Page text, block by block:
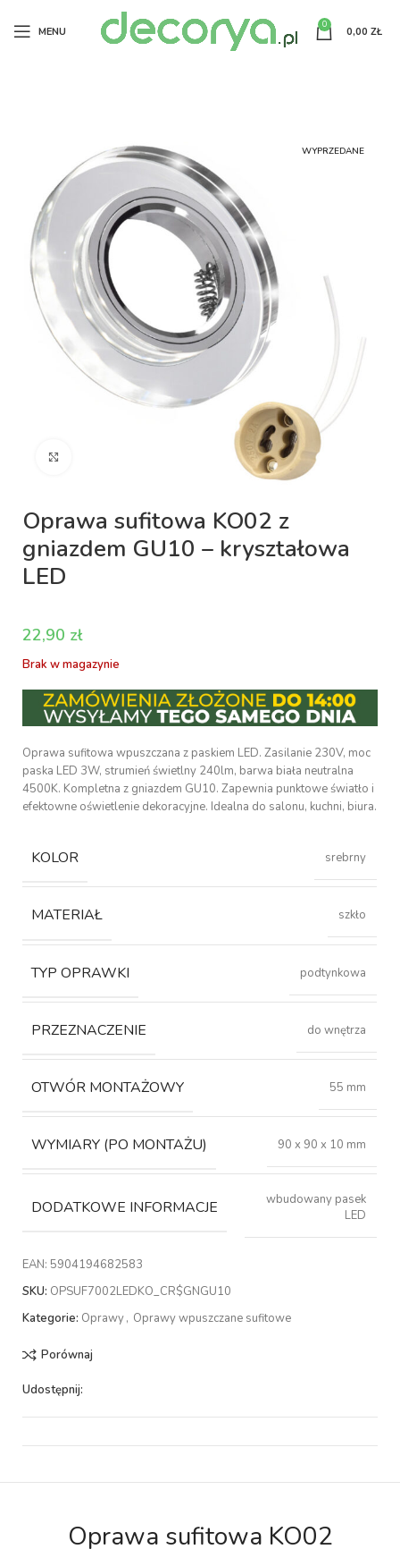
MENU
0
0,00 ZŁ
WYPRZEDANE
Oprawa sufitowa KO02 z
gniazdem GU10 – kryształowa
LED
zł
Brak w magazynie
Oprawa sufitowa wpuszczana z paskiem LED. Zasilanie 230V, moc
paska LED 3W, strumień świetlny 240lm, barwa biała neutralna
4500K. Kompletna z gniazdem GU10. Zapewnia punktowe światło i
efektowne oświetlenie dekoracyjne. Idealna do salonu, kuchni, biura.
KOLOR srebrny
MATERIAŁ szkło
TYP OPRAWKI podtynkowa
PRZEZNACZENIE do wnętrza
OTWÓR MONTAŻOWY 55 mm
WYMIARY (PO MONTAŻU) 90 x 90 x 10 mm
DODATKOWE INFORMACJE
wbudowany pasek
LED
EAN: 5904194682583
SKU: OPSUF7002LEDKO_CR$GNGU10
Kategorie: Oprawy, Oprawy wpuszczane sufitowe
Porównaj
Udostępnij:
Oprawa sufitowa KO02